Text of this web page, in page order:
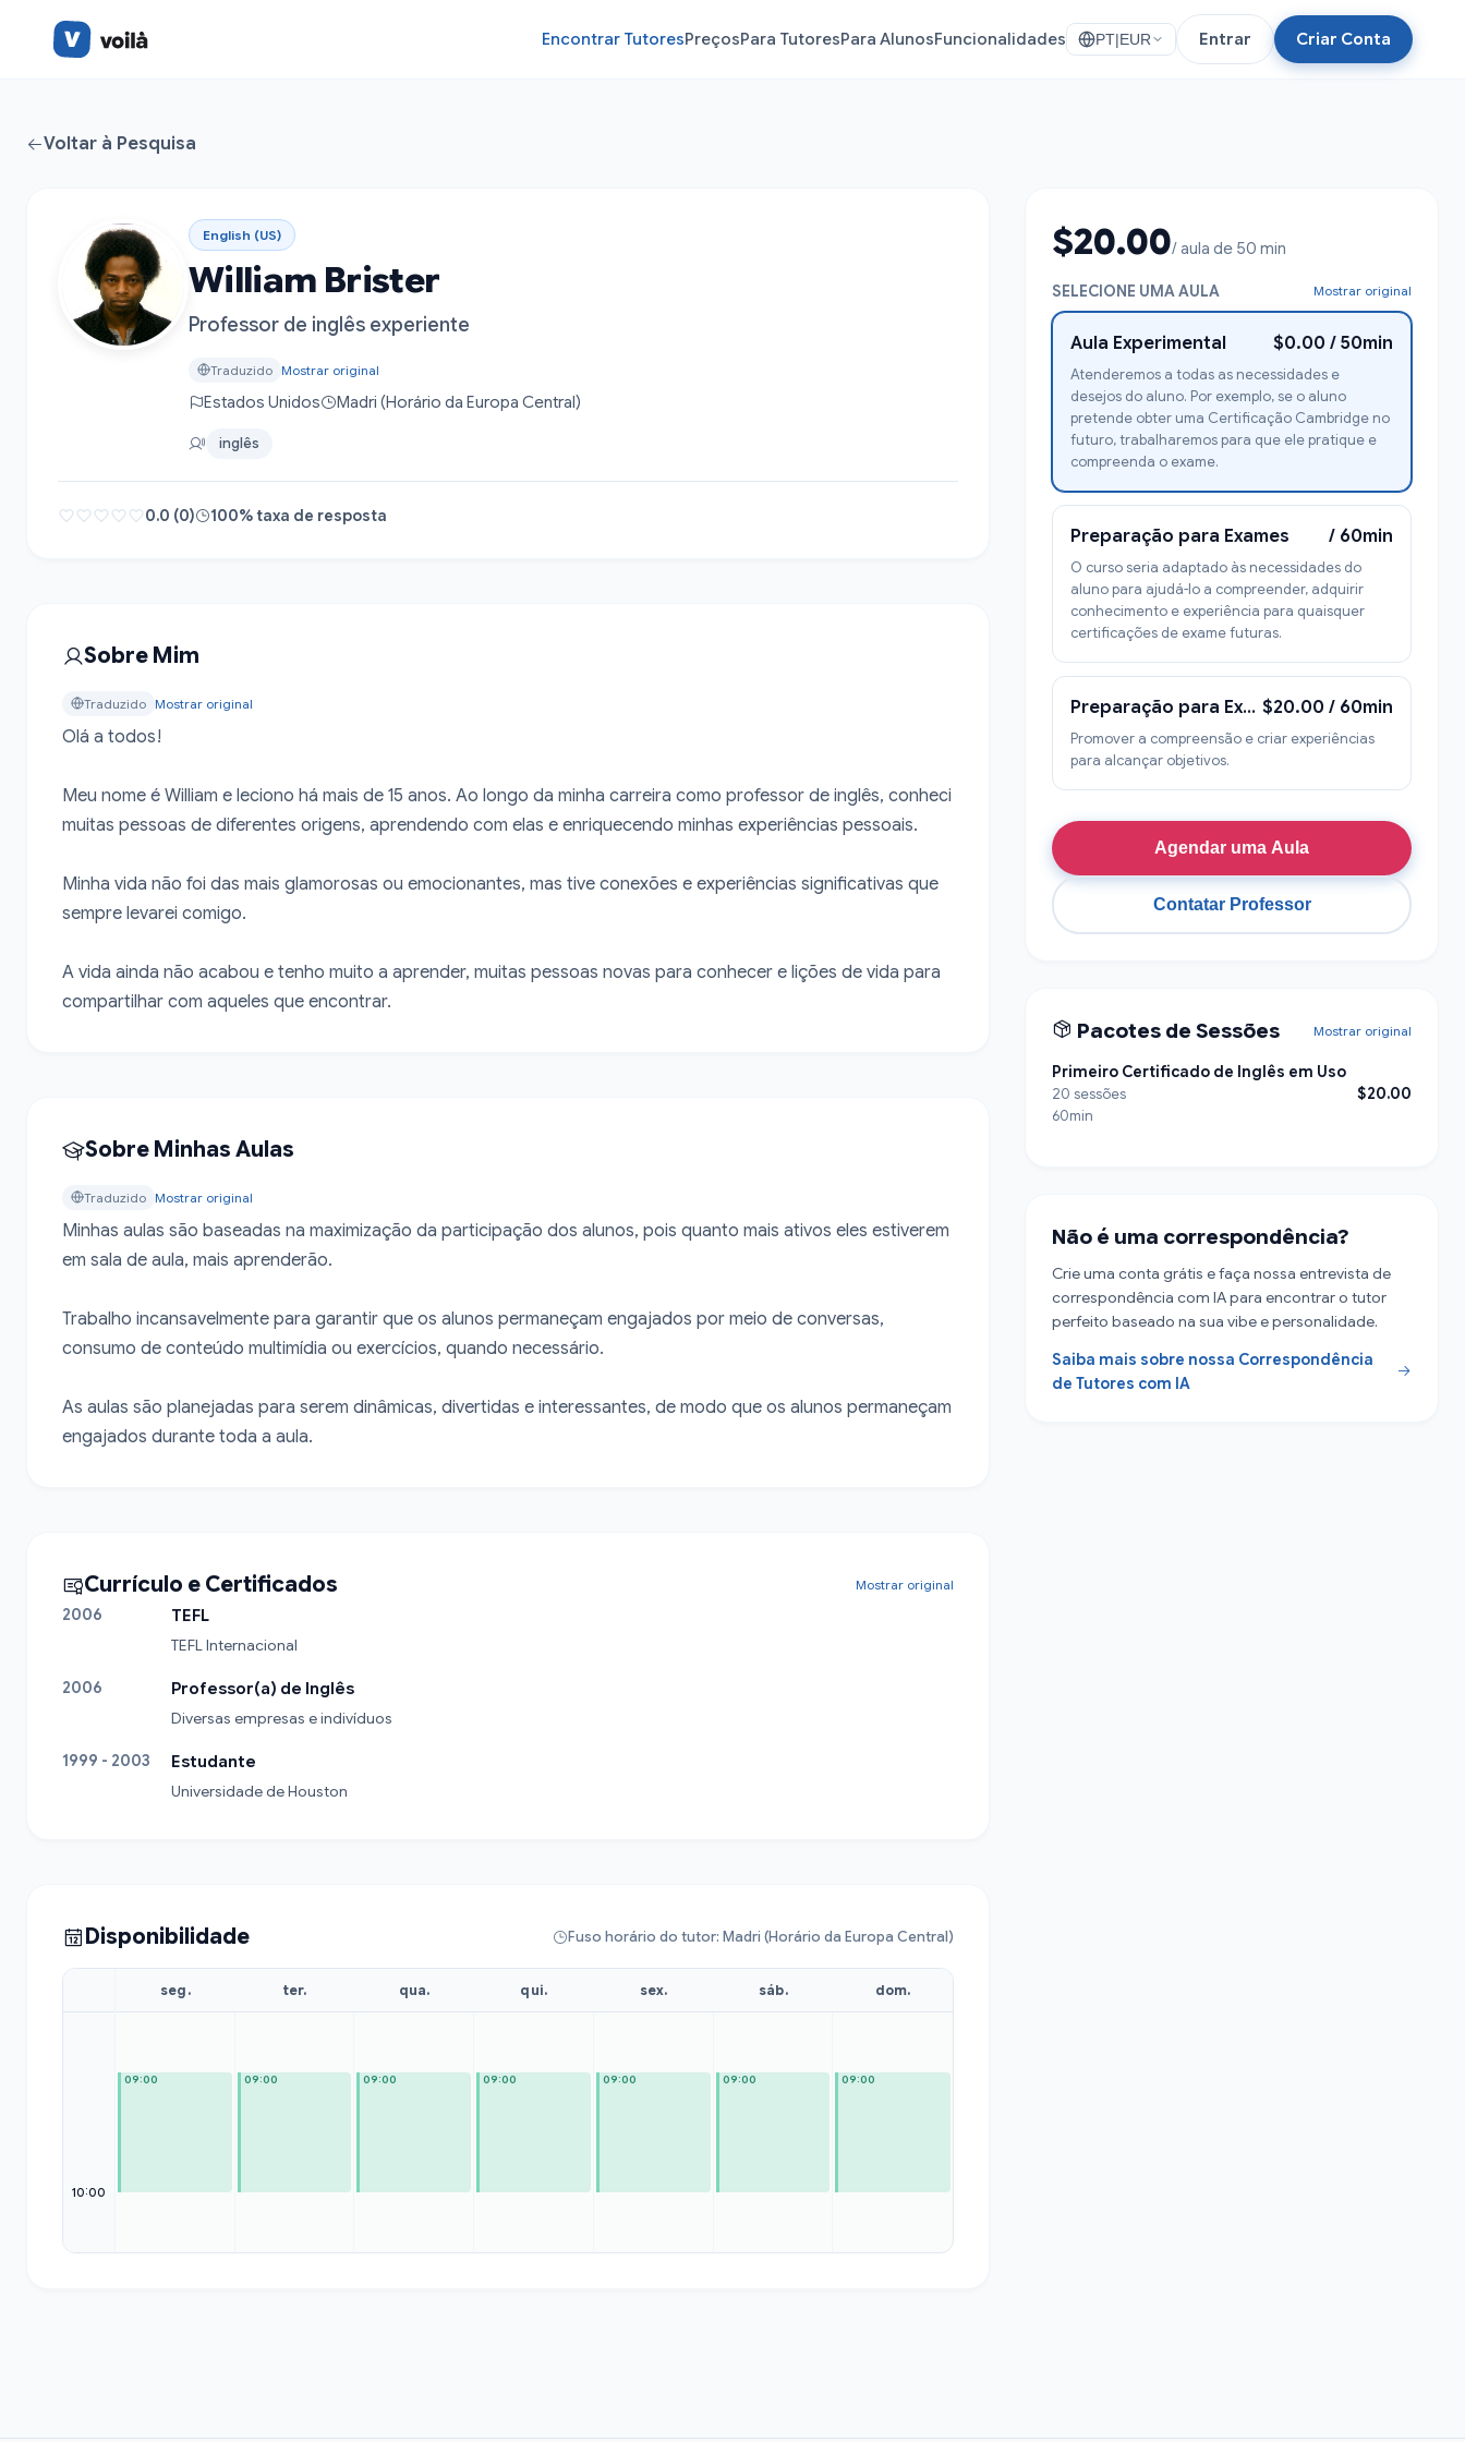
Encontrar TutoresPreçosPara TutoresPara AlunosFuncionalidades PT|EUR Entrar Criar Conta
Voltar à Pesquisa
English (US)
William Brister
Professor de inglês experiente
Traduzido Mostrar original
Estados Unidos Madri (Horário da Europa Central)
inglês
0.0 (0) 100% taxa de resposta
Sobre Mim
Traduzido Mostrar original
Olá a todos!
Meu nome é William e leciono há mais de 15 anos. Ao longo da minha carreira como professor de inglês, conheci
muitas pessoas de diferentes origens, aprendendo com elas e enriquecendo minhas experiências pessoais.
Minha vida não foi das mais glamorosas ou emocionantes, mas tive conexões e experiências significativas que
sempre levarei comigo.
A vida ainda não acabou e tenho muito a aprender, muitas pessoas novas para conhecer e lições de vida para
compartilhar com aqueles que encontrar.
Sobre Minhas Aulas
Traduzido Mostrar original
Minhas aulas são baseadas na maximização da participação dos alunos, pois quanto mais ativos eles estiverem
em sala de aula, mais aprenderão.
Trabalho incansavelmente para garantir que os alunos permaneçam engajados por meio de conversas,
consumo de conteúdo multimídia ou exercícios, quando necessário.
As aulas são planejadas para serem dinâmicas, divertidas e interessantes, de modo que os alunos permaneçam
engajados durante toda a aula.
Currículo e Certificados Mostrar original
2006
TEFL
TEFL Internacional
2006
Professor(a) de Inglês
Diversas empresas e indivíduos
1999 - 2003
Estudante
Universidade de Houston
Disponibilidade Fuso horário do tutor: Madri (Horário da Europa Central)
10:00
seg.
09:00
ter.
09:00
qua.
09:00
qui.
09:00
sex.
09:00
sáb.
09:00
dom.
09:00
$20.00/ aula de 50 min
SELECIONE UMA AULA Mostrar original
Aula Experimental $0.00 / 50min
Atenderemos a todas as necessidades e
desejos do aluno. Por exemplo, se o aluno
pretende obter uma Certificação Cambridge no
futuro, trabalharemos para que ele pratique e
compreenda o exame.
Preparação para Exames / 60min
O curso seria adaptado às necessidades do
aluno para ajudá-lo a compreender, adquirir
conhecimento e experiência para quaisquer
certificações de exame futuras.
Preparação para Exames $20.00 / 60min
Promover a compreensão e criar experiências
para alcançar objetivos.
Agendar uma Aula
Contatar Professor
Pacotes de Sessões Mostrar original
Primeiro Certificado de Inglês em Uso
20 sessões
60min
$20.00
Não é uma correspondência?
Crie uma conta grátis e faça nossa entrevista de
correspondência com IA para encontrar o tutor
perfeito baseado na sua vibe e personalidade.
Saiba mais sobre nossa Correspondência
de Tutores com IA